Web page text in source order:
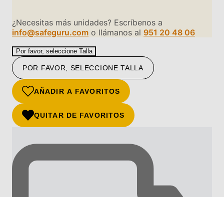
¿Necesitas más unidades? Escríbenos a
info@safeguru.com o llámanos al 951 20 48 06
Por favor, seleccione Talla
POR FAVOR, SELECCIONE TALLA
AÑADIR A FAVORITOS
QUITAR DE FAVORITOS